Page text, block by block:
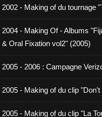
2002 - Making of du tournage
2004 - Making Of - Albums
& Oral Fixation vol2" (2005)
2005 - 2006 : Campagne
2005 - Making of du clip "Don't
2005 - Making of du clip "La